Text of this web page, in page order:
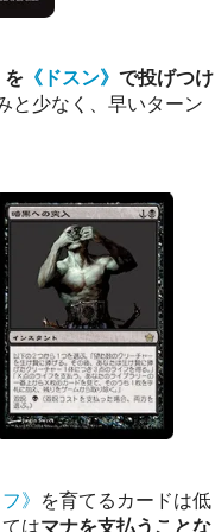
を 《ドスン》 で投げつけ
と少なく、早いターン
》 を育てるカードは低
はマナを支払うことな